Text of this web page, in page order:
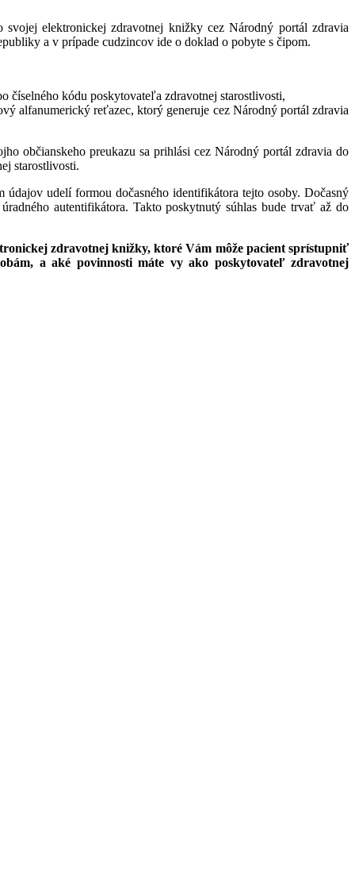
elektronickej zdravotnej knižky cez Národný portál zdravia
a v prípade cudzincov ide o doklad o pobyte s čipom.
číselného kódu poskytovateľa zdravotnej starostlivosti,
alfanumerický reťazec, ktorý generuje cez Národný portál zdravia
občianskeho preukazu sa prihlási cez Národný portál zdravia do
starostlivosti.
udelí formou dočasného identifikátora tejto osoby. Dočasný
autentifikátora. Takto poskytnutý súhlas bude trvať až do
zdravotnej knižky, ktoré Vám môže pacient sprístupniť
a aké povinnosti máte vy ako poskytovateľ zdravotnej